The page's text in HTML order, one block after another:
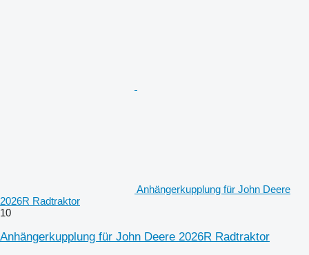
Anhängerkupplung für John Deere
2026R Radtraktor
10
Anhängerkupplung für John Deere 2026R Radtraktor